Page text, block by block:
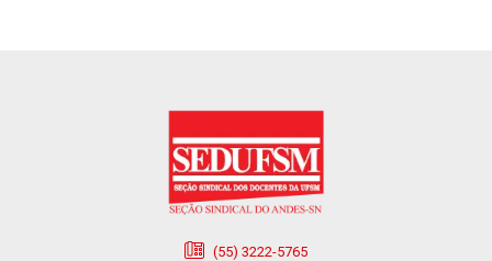
(55) 3222-5765